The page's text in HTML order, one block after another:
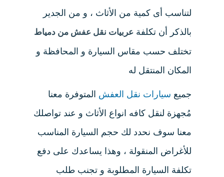
لتناسب أى كمية من الأثاث ، و من الجدير
بالذكر أن تكلفة عربيات نقل عفش من دمياط
تختلف حسب مقاس السيارة و المحافظة و
المكان المنتقل له
جميع سيارات نقل العفش المتوفرة معنا
مُجهزة لنقل كافه انواع الأثاث و عند تواصلك
معنا سوف نحدد لك حجم السيارة المناسب
للأغراض المنقولة ، وهذا يساعدك على دفع
تكلفة السيارة المطلوبة و تجنب طلب